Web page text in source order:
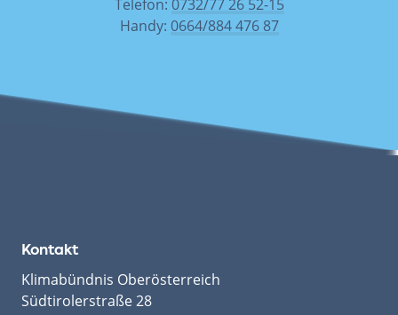
Telefon: 0732/77 26 52-15
Handy: 0664/884 476 87
Kontakt
Klimabündnis Oberösterreich
Südtirolerstraße 28